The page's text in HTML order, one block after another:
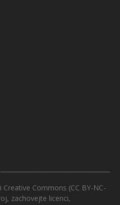
Creative Commons (CC BY-NC-
zachovejte licenci,